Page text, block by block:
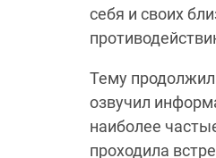
себя и своих
Тему
озвучил
наиболее
проходила